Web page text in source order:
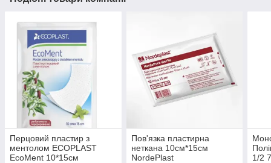
Перцовий пластир з
ментолом ECOPLAST
EcoMent 10*15см
Пов'язка пластирна
неткана 10см*15см
NordePlast
1/2